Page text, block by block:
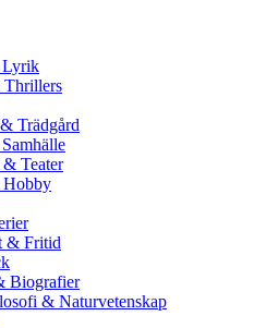
Lyrik
Thrillers
Trädgård
Teater
& Fritid
Biografier
& Naturvetenskap